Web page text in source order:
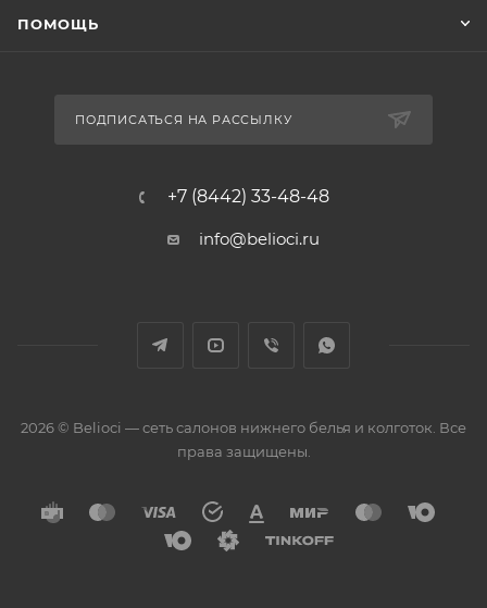
ПОМОЩЬ
ПОДПИСАТЬСЯ НА РАССЫЛКУ
+7 (8442) 33-48-48
info@belioci.ru
2026 © Belioci — сеть салонов нижнего белья и колготок. Все
права защищены.